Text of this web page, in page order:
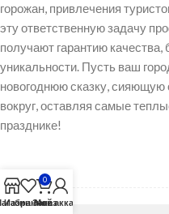
горожан, привлечения
эту ответственную задачу
получают гарантию качества,
уникальности. Пусть ваш
новогоднюю сказку,
вокруг, оставляя самые
празднике!
Избранное
0
Заказ
Мой аккаунт